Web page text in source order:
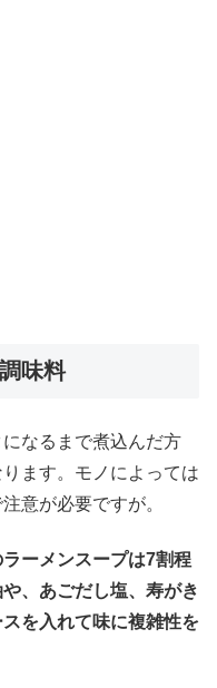
味料
なるまで煮込んだ方
ます。モノによっては
意が必要ですが。
ーメンスープは7割程
、あごだし塩、寿がき
を入れて味に複雑性を